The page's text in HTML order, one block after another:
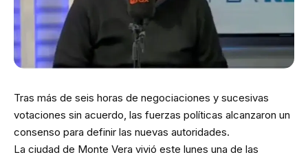
Tras más de seis horas de negociaciones y sucesivas
votaciones sin acuerdo, las fuerzas políticas alcanzaron un
consenso para definir las nuevas autoridades.
La ciudad de Monte Vera vivió este lunes una de las